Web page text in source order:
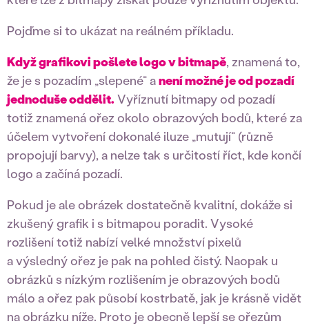
Pojďme si to ukázat na reálném příkladu.
Když grafikovi pošlete logo v bitmapě, znamená to,
že je s pozadím „slepené“ anení možné je od pozadí
jednoduše oddělit. Vyříznutí bitmapy od pozadí
totiž znamená ořez okolo obrazových bodů, které za
účelem vytvoření dokonalé iluze „mutují“ (různě
propojují barvy), a nelze tak s určitostí říct, kde končí
logo a začíná pozadí.
Pokud je ale obrázek dostatečně kvalitní, dokáže si
zkušený grafik i s bitmapou poradit. Vysoké
rozlišení totiž nabízí velké množství pixelů
a výsledný ořez je pak na pohled čistý. Naopak u
obrázků s nízkým rozlišením je obrazových bodů
málo a ořez pak působí kostrbatě, jak je krásně vidět
na obrázku níže. Proto je obecně lepší se ořezům